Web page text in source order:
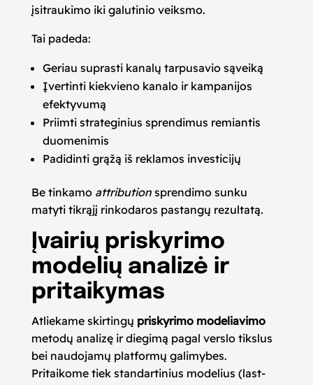
įsitraukimo iki galutinio veiksmo.
Tai padeda:
Geriau suprasti kanalų tarpusavio sąveiką
Įvertinti kiekvieno kanalo ir kampanijos
efektyvumą
Priimti strateginius sprendimus remiantis
duomenimis
Padidinti grąžą iš reklamos investicijų
Be tinkamo attributionsprendimo sunku
matyti tikrąjį rinkodaros pastangų rezultatą.
Įvairių priskyrimo
modelių analizė ir
pritaikymas
Atliekame skirtingų priskyrimo modeliavimo
metodų analizę ir diegimą pagal verslo tikslus
bei naudojamų platformų galimybes.
Pritaikome tiek standartinius modelius (last-